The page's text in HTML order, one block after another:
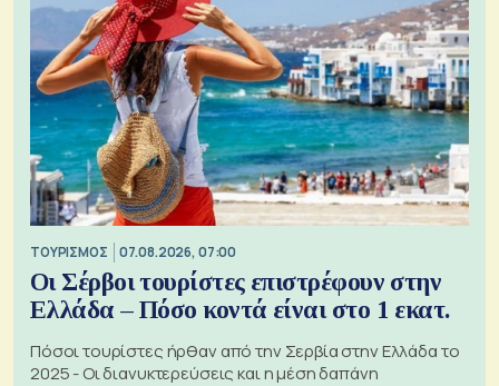
ΤΟΥΡΙΣΜΟΣ 07.08.2026, 07:00
Οι Σέρβοι τουρίστες επιστρέφουν στην
Ελλάδα – Πόσο κοντά είναι στο 1 εκατ.
Πόσοι τουρίστες ήρθαν από την Σερβία στην Ελλάδα το
2025 - Οι διανυκτερεύσεις και η μέση δαπάνη